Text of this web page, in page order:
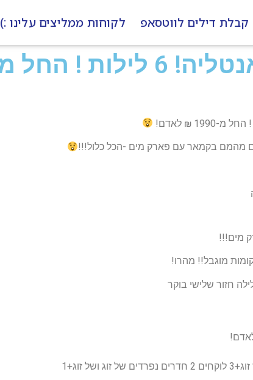
קבלת דילים לווטסאפ לקוחות ממליצים עלינו :)
מ-1990 ₪ לאדם!
מוגבל!! מהרו!